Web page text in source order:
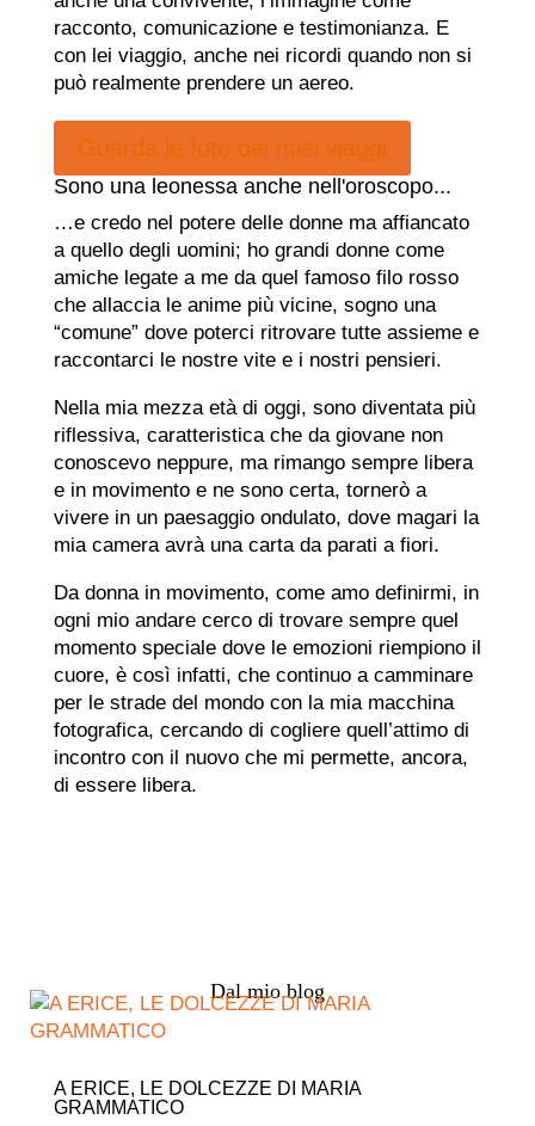
racconto, comunicazione e testimonianza. E
con lei viaggio, anche nei ricordi quando non si
può realmente prendere un aereo.
Guarda le foto dei miei viaggi
Sono una leonessa anche nell'oroscopo...
…e credo nel potere delle donne ma affiancato
a quello degli uomini; ho grandi donne come
amiche legate a me da quel famoso filo rosso
che allaccia le anime più vicine, sogno una
“comune” dove poterci ritrovare tutte assieme e
raccontarci le nostre vite e i nostri pensieri.
Nella mia mezza età di oggi, sono diventata più
riflessiva, caratteristica che da giovane non
conoscevo neppure, ma rimango sempre libera
e in movimento e ne sono certa, tornerò a
vivere in un paesaggio ondulato, dove magari la
mia camera avrà una carta da parati a fiori.
Da donna in movimento, come amo definirmi, in
ogni mio andare cerco di trovare sempre quel
momento speciale dove le emozioni riempiono il
cuore, è così infatti, che continuo a camminare
per le strade del mondo con la mia macchina
fotografica, cercando di cogliere quell’attimo di
incontro con il nuovo che mi permette, ancora,
di essere libera.
Dal mio blog
A ERICE, LE DOLCEZZE DI MARIA
GRAMMATICO